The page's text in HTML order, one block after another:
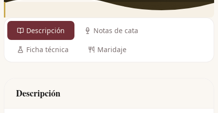
Descripción Notas de cata
Ficha técnica Maridaje
Descripción